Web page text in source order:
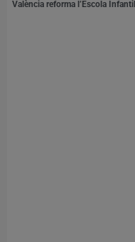
València reforma l’Escola